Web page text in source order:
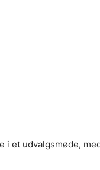
i et udvalgsmøde,